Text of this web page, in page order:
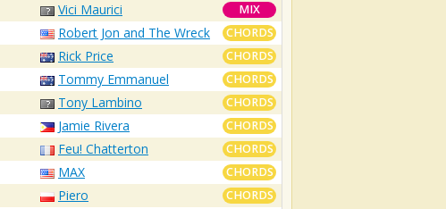
Vici Maurici MIX
Robert Jon and The Wreck CHORDS
Rick Price CHORDS
Tommy Emmanuel CHORDS
Tony Lambino CHORDS
Jamie Rivera CHORDS
Feu! Chatterton CHORDS
MAX CHORDS
Piero CHORDS